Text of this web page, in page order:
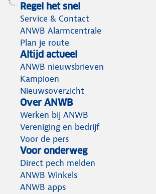
Regel het snel
Service & Contact
ANWB Alarmcentrale
Plan je route
Altijd actueel
ANWB nieuwsbrieven
Kampioen
Nieuwsoverzicht
Over ANWB
Werken bij ANWB
Vereniging en bedrijf
Voor de pers
Voor onderweg
Direct pech melden
ANWB Winkels
ANWB apps